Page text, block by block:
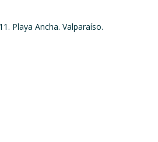
Playa Ancha. Valparaíso.